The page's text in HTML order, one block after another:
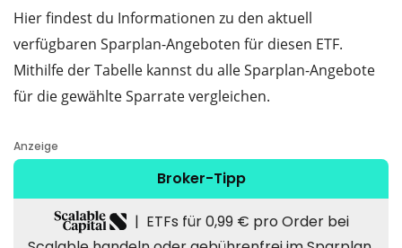
Hier findest du Informationen zu den aktuell
verfügbaren Sparplan-Angeboten für diesen ETF.
Mithilfe der Tabelle kannst du alle Sparplan-Angebote
für die gewählte Sparrate vergleichen.